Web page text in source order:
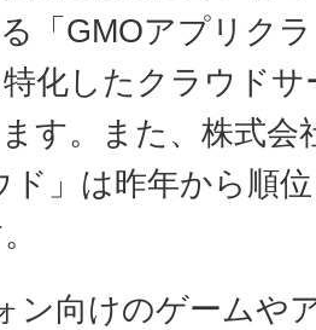
「GMOアプリク
化したクラウド
す。また、株式
ド」は昨年から順
ン向けのゲームや